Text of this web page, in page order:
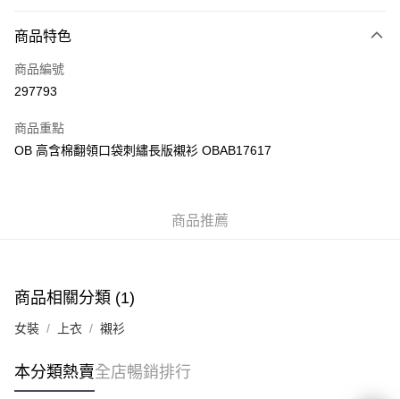
信用卡
Apple Pay
PayMe
付款後順豐站及營業點
每筆HK$40.00，滿HK$350.00或以上免運費
付款後順豐合作便利店
每筆HK$40.00，滿HK$350.00或以上免運費
商品特色
商品編號
297793
商品重點
OB 高含棉翻領口袋刺繡長版襯衫 OBAB17617
商品推薦
商品相關分類 (1)
女裝 上衣 襯衫
本分類熱賣全店暢銷排行